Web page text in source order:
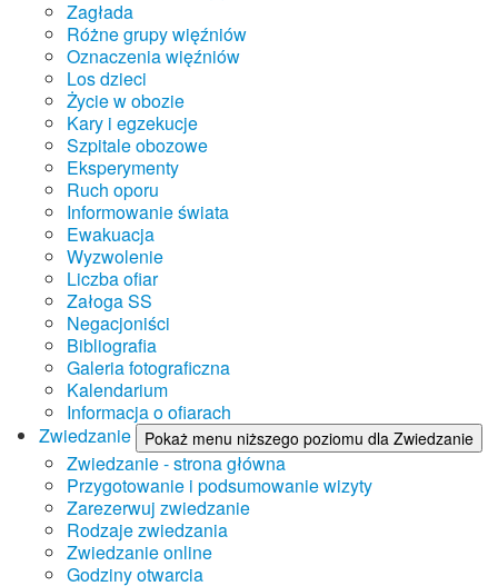
Zagłada
Różne grupy więźniów
Oznaczenia więźniów
Los dzieci
Życie w obozie
Kary i egzekucje
Szpitale obozowe
Eksperymenty
Ruch oporu
Informowanie świata
Ewakuacja
Wyzwolenie
Liczba ofiar
Załoga SS
Negacjoniści
Bibliografia
Galeria fotograficzna
Kalendarium
Informacja o ofiarach
Zwiedzanie
Pokaż menu niższego poziomu dla Zwiedzanie
Zwiedzanie - strona główna
Przygotowanie i podsumowanie wizyty
Zarezerwuj zwiedzanie
Rodzaje zwiedzania
Zwiedzanie online
Godziny otwarcia